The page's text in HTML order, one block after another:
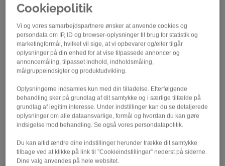
Foto: Dan Møller
Landevejssæsonen er begyndt for de
danske landshold, og nu drager U19-
drengene til Frankrig for at køre Paris-
Roubaix.
Cookiepolitik
Vi og vores samarbejdspartnere ønsker at anvende cookies og
persondata om IP, ID og browser-oplysninger til brug for statistik og
marketingformål, hvilket vil sige, at vi opbevarer og/eller tilgår
oplysninger på din enhed for at vise tilpassede annoncer og
annoncemåling, tilpasset indhold, indholdsmåling,
målgruppeindsigter og produktudvikling.
Oplysningerne indsamles kun med din tilladelse. Efterfølgende
behandling sker på grundlag af dit samtykke og i særlige tilfælde på
grundlag af legitim interesse. Under indstillinger kan du se detaljerede
oplysninger om alle dataansvarlige, formål og hvordan du kan gøre
indsigelse mod behandling. Se også vores persondatapolitik.
Du kan altid ændre dine indstillinger herunder trække dit samtykke
tilbage ved at klikke på link til ”Cookieindstillinger” nederst på siderne.
Dine valg anvendes på hele websitet.